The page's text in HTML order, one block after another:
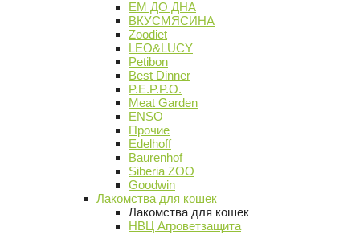
ЕМ ДО ДНА
ВКУСМЯСИНА
Zoodiet
LEO&LUCY
Petibon
Best Dinner
P.E.P.P.O.
Meat Garden
ENSO
Прочие
Edelhoff
Baurenhof
Siberia ZOO
Goodwin
Лакомства для кошек
Лакомства для кошек
НВЦ Агроветзащита